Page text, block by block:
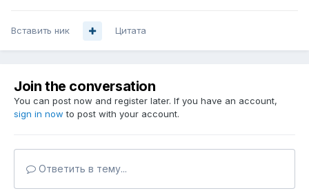
Вставить ник Цитата
Join the conversation
You can post now and register later. If you have an account,
sign in now to post with your account.
Ответить в тему...